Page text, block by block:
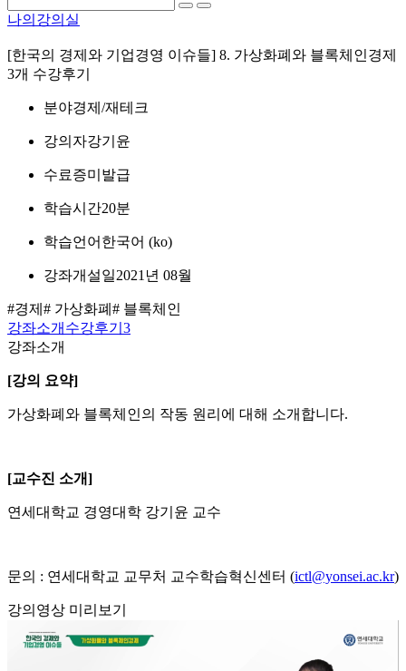
나의강의실
[한국의 경제와 기업경영 이슈들] 8. 가상화폐와 블록체인경제
3개 수강후기
분야경제/재테크
강의자강기윤
수료증미발급
학습시간20분
학습언어 한국어 ‎(ko)‎
강좌개설일2021년 08월
#경제 # 가상화폐 # 블록체인
강좌소개 수강후기 3
강좌소개
[강의 요약]
가상화폐와 블록체인의 작동 원리에 대해 소개합니다.
[교수진 소개]
연세대학교 경영대학 강기윤 교수
문의 : 연세대학교 교무처 교수학습혁신센터 (ictl@yonsei.ac.kr)
강의영상 미리보기